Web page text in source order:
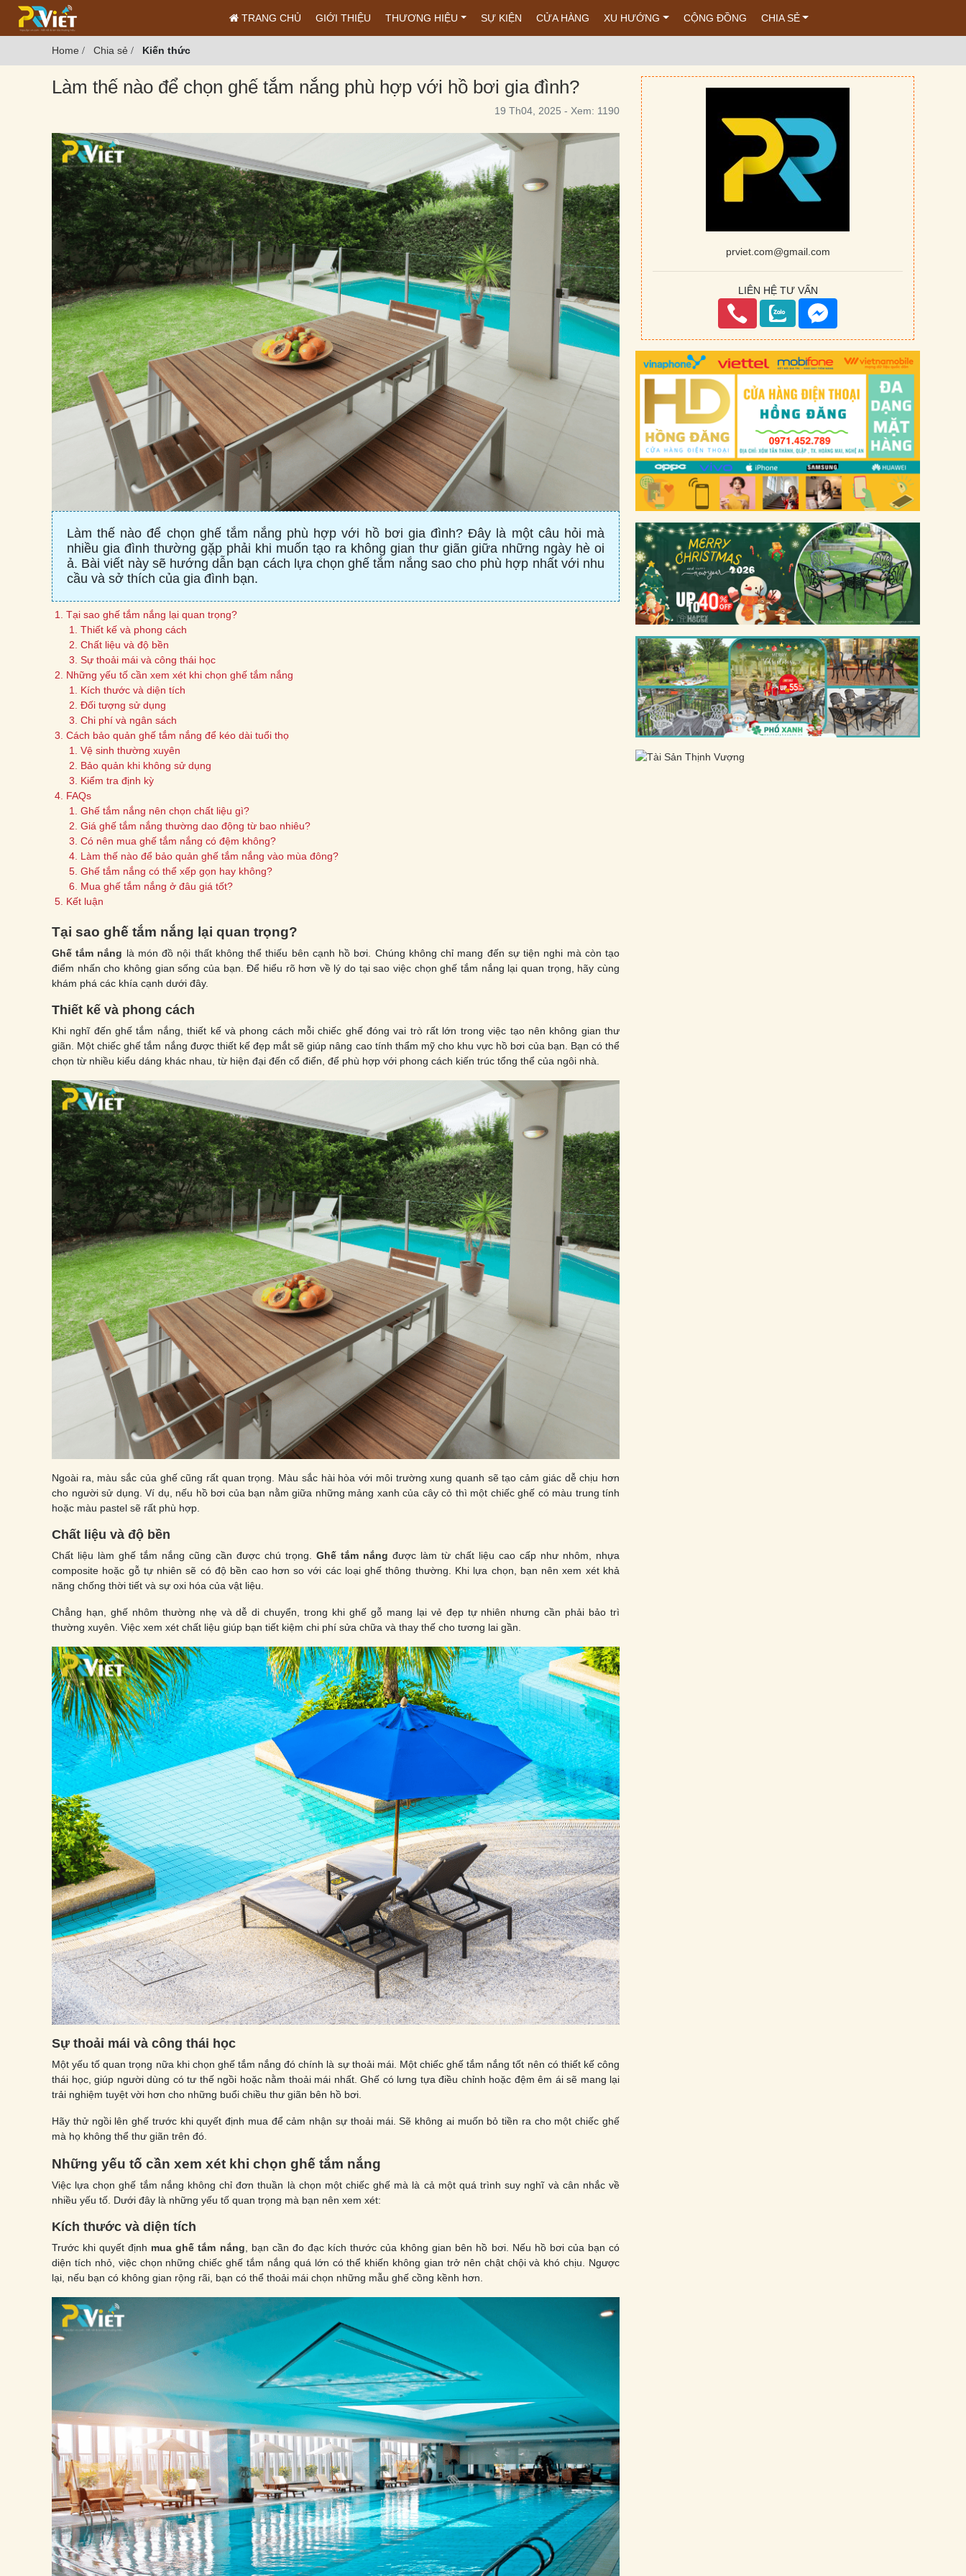
TRANG CHỦ GIỚI THIỆU THƯƠNG HIỆU SỰ KIỆN CỬA HÀNG XU HƯỚNG CỘNG ĐỒNG CHIA SẺ
Home / Chia sẻ / Kiến thức
Làm thế nào để chọn ghế tắm nắng phù hợp với hồ bơi gia đình?
19 Th04, 2025 - Xem: 1190
Làm thế nào để chọn ghế tắm nắng phù hợp với hồ bơi gia đình? Đây là một câu hỏi mà
nhiều gia đình thường gặp phải khi muốn tạo ra không gian thư giãn giữa những ngày hè oi
ả. Bài viết này sẽ hướng dẫn bạn cách lựa chọn ghế tắm nắng sao cho phù hợp nhất với nhu
cầu và sở thích của gia đình bạn.
Tại sao ghế tắm nắng lại quan trọng?
Thiết kế và phong cách
Chất liệu và độ bền
Sự thoải mái và công thái học
Những yếu tố cần xem xét khi chọn ghế tắm nắng
Kích thước và diện tích
Đối tượng sử dụng
Chi phí và ngân sách
Cách bảo quản ghế tắm nắng để kéo dài tuổi thọ
Vệ sinh thường xuyên
Bảo quản khi không sử dụng
Kiểm tra định kỳ
FAQs
Ghế tắm nắng nên chọn chất liệu gì?
Giá ghế tắm nắng thường dao động từ bao nhiêu?
Có nên mua ghế tắm nắng có đệm không?
Làm thế nào để bảo quản ghế tắm nắng vào mùa đông?
Ghế tắm nắng có thể xếp gọn hay không?
Mua ghế tắm nắng ở đâu giá tốt?
Kết luận
Tại sao ghế tắm nắng lại quan trọng?
Ghế tắm nắng là món đồ nội thất không thể thiếu bên cạnh hồ bơi. Chúng không chỉ mang đến sự tiện nghi mà còn tạo
điểm nhấn cho không gian sống của bạn. Để hiểu rõ hơn về lý do tại sao việc chọn ghế tắm nắng lại quan trọng, hãy cùng
khám phá các khía cạnh dưới đây.
Thiết kế và phong cách
Khi nghĩ đến ghế tắm nắng, thiết kế và phong cách mỗi chiếc ghế đóng vai trò rất lớn trong việc tạo nên không gian thư
giãn. Một chiếc ghế tắm nắng được thiết kế đẹp mắt sẽ giúp nâng cao tính thẩm mỹ cho khu vực hồ bơi của bạn. Bạn có thể
chọn từ nhiều kiểu dáng khác nhau, từ hiện đại đến cổ điển, để phù hợp với phong cách kiến trúc tổng thể của ngôi nhà.
Ngoài ra, màu sắc của ghế cũng rất quan trọng. Màu sắc hài hòa với môi trường xung quanh sẽ tạo cảm giác dễ chịu hơn
cho người sử dụng. Ví dụ, nếu hồ bơi của bạn nằm giữa những mảng xanh của cây cỏ thì một chiếc ghế có màu trung tính
hoặc màu pastel sẽ rất phù hợp.
Chất liệu và độ bền
Chất liệu làm ghế tắm nắng cũng cần được chú trọng. Ghế tắm nắng được làm từ chất liệu cao cấp như nhôm, nhựa
composite hoặc gỗ tự nhiên sẽ có độ bền cao hơn so với các loại ghế thông thường. Khi lựa chọn, bạn nên xem xét khả
năng chống thời tiết và sự oxi hóa của vật liệu.
Chẳng hạn, ghế nhôm thường nhẹ và dễ di chuyển, trong khi ghế gỗ mang lại vẻ đẹp tự nhiên nhưng cần phải bảo trì
thường xuyên. Việc xem xét chất liệu giúp bạn tiết kiệm chi phí sửa chữa và thay thế cho tương lai gần.
Sự thoải mái và công thái học
Một yếu tố quan trọng nữa khi chọn ghế tắm nắng đó chính là sự thoải mái. Một chiếc ghế tắm nắng tốt nên có thiết kế công
thái học, giúp người dùng có tư thế ngồi hoặc nằm thoải mái nhất. Ghế có lưng tựa điều chỉnh hoặc đệm êm ái sẽ mang lại
trải nghiệm tuyệt vời hơn cho những buổi chiều thư giãn bên hồ bơi.
Hãy thử ngồi lên ghế trước khi quyết định mua để cảm nhận sự thoải mái. Sẽ không ai muốn bỏ tiền ra cho một chiếc ghế
mà họ không thể thư giãn trên đó.
Những yếu tố cần xem xét khi chọn ghế tắm nắng
Việc lựa chọn ghế tắm nắng không chỉ đơn thuần là chọn một chiếc ghế mà là cả một quá trình suy nghĩ và cân nhắc về
nhiều yếu tố. Dưới đây là những yếu tố quan trọng mà bạn nên xem xét:
Kích thước và diện tích
Trước khi quyết định mua ghế tắm nắng , bạn cần đo đạc kích thước của không gian bên hồ bơi. Nếu hồ bơi của bạn có
diện tích nhỏ, việc chọn những chiếc ghế tắm nắng quá lớn có thể khiến không gian trở nên chật chội và khó chịu. Ngược
lại, nếu bạn có không gian rộng rãi, bạn có thể thoải mái chọn những mẫu ghế cồng kềnh hơn.
prviet.com@gmail.com
LIÊN HỆ TƯ VẤN